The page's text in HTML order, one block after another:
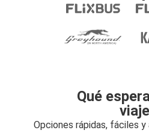
Qué
viaje
Opciones rápidas, fáciles